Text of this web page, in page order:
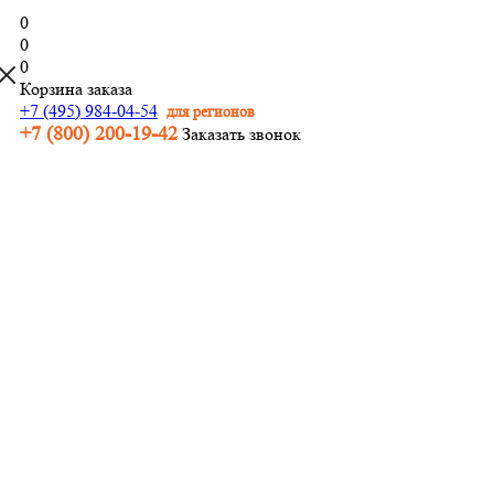
0
0
0
Корзина заказа
+7 (495) 984-04-54 для регионов
+7 (800) 200-19-42 Заказать звонок